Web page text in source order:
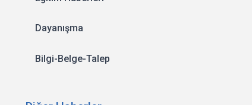
Dayanışma
Bilgi-Belge-Talep